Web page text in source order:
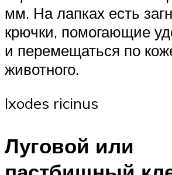
мм. На лапках есть
крючки, помогающие
и перемещаться по
животного.
Ixodes ricinus
Луговой или